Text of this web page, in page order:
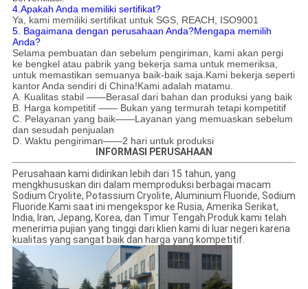
4. Apakah Anda memiliki sertifikat?
Ya, kami memiliki sertifikat untuk SGS, REACH, ISO9001
5. Bagaimana dengan perusahaan Anda?Mengapa memilih
Anda?
Selama pembuatan dan sebelum pengiriman, kami akan pergi
ke bengkel atau pabrik yang bekerja sama untuk memeriksa,
untuk memastikan semuanya baik-baik saja.Kami bekerja seperti
kantor Anda sendiri di China!Kami adalah matamu.
A. Kualitas stabil ——Berasal dari bahan dan produksi yang baik
B. Harga kompetitif —— Bukan yang termurah tetapi kompetitif
C. Pelayanan yang baik——Layanan yang memuaskan sebelum
dan sesudah penjualan
D. Waktu pengiriman——2 hari untuk produksi
INFORMASI PERUSAHAAN
Perusahaan kami didirikan lebih dari 15 tahun, yang
mengkhususkan diri dalam memproduksi berbagai macam
Sodium Cryolite, Potassium Cryolite, Aluminium Fluoride, Sodium
Fluoride.Kami saat ini mengekspor ke Rusia, Amerika Serikat,
India, Iran, Jepang, Korea, dan Timur Tengah.Produk kami telah
menerima pujian yang tinggi dari klien kami di luar negeri karena
kualitas yang sangat baik dan harga yang kompetitif.